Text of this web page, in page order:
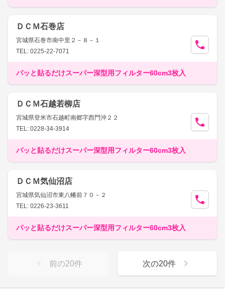
ＤＣＭ石巻店
宮城県石巻市南中里２－８－１
TEL: 0225-22-7071
パッと貼るだけスーパー深型用フィルター60cm3枚入
ＤＣＭ石越若柳店
宮城県登米市石越町南郷字西門沖２２
TEL: 0228-34-3914
パッと貼るだけスーパー深型用フィルター60cm3枚入
ＤＣＭ気仙沼店
宮城県気仙沼市東八幡前７０－２
TEL: 0226-23-3611
パッと貼るだけスーパー深型用フィルター60cm3枚入
前の20件 次の20件